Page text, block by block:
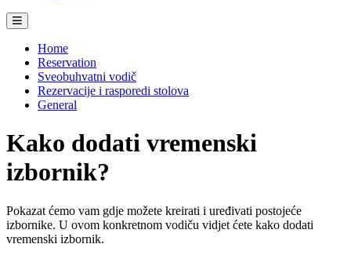
Home
Reservation
Sveobuhvatni vodič
Rezervacije i rasporedi stolova
General
Kako dodati vremenski
izbornik?
Pokazat ćemo vam gdje možete kreirati i uređivati postojeće
izbornike. U ovom konkretnom vodiču vidjet ćete kako dodati
vremenski izbornik.